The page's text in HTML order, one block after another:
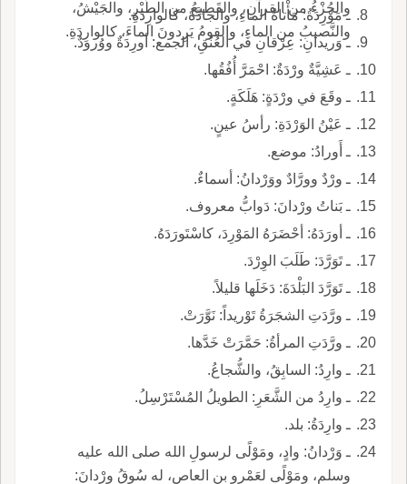
والجُزْءُ من القرآنِ، والقَطيعُ من الطَّيْرِ، والجَيْشُ،
والنَّصيبُ من الماءِ، والقومُ يَرِدونَ الماءَ، كالوارِدَةِ.
ـ مَوْرِدَةُ: مَأْتاةُ الماءِ، والجادَّةُ، كالوارِدَةِ.
ـ وَريدانِ: عِرْقانِ في العُنُقِ، الجمع: أورِدَةٌ ووُرودٌ.
ـ عَشِيَّةٌ ورْدَةٌ: احْمَرَّ أُفُقُها.
ـ وقَعَ في ورْدَةٍ: هَلَكَةٍ.
ـ عَيْنُ الوَرْدَةِ: رأسُ عينٍ.
ـ أَورادُ: موضع.
ـ ورْدٌ وورَّادٌ ووَرْدانُ: أسماءٌ.
ـ بَناتُ ورْدانَ: دَوابُّ معروف.
ـ أورَدَهُ: أحْضَرَهُ المَوْرِدَ، كاسْتَورَدَهُ.
ـ تَوَرَّدَ: طَلَبَ الوِرْدَ.
ـ تَوَرَّدَ البَلْدَةَ: دَخَلَها قليلاً.
ـ ورَّدَتِ الشجَرَةُ تَوْريداً: نَوَّرَتْ.
ـ ورَّدَتِ المرأةُ: حَمَّرَتْ خَدَّها.
ـ وارِدُ: السابِقُ، والشُّجاعُ.
ـ وارِدُ من الشَّعَرِ: الطويلُ المُسْتَرْسِلُ.
ـ وارِدَةُ: بلد.
ـ وَرْدانُ: وادٍ، ومَوْلًى لرسولِ الله صلى الله عليه
وسلم، ومَوْلًى لعَمْرِو بنِ العاص، له سُوقُ ورْدانَ: